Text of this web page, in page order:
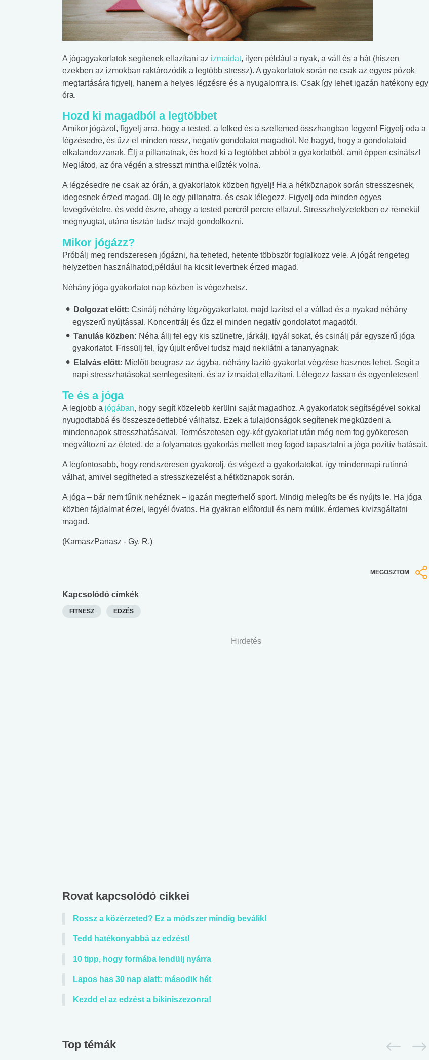
A jógagyakorlatok segítenek ellazítani az izmaidat, ilyen például a nyak, a váll és a hát (hiszen
ezekben az izmokban raktározódik a legtöbb stressz). A gyakorlatok során ne csak az egyes pózok
megtartására figyelj, hanem a helyes légzésre és a nyugalomra is. Csak így lehet igazán hatékony egy
óra.
Hozd ki magadból a legtöbbet
Amikor jógázol, figyelj arra, hogy a tested, a lelked és a szellemed összhangban legyen! Figyelj oda a
légzésedre, és űzz el minden rossz, negatív gondolatot magadtól. Ne hagyd, hogy a gondolataid
elkalandozzanak. Élj a pillanatnak, és hozd ki a legtöbbet abból a gyakorlatból, amit éppen csinálsz!
Meglátod, az óra végén a stresszt mintha elűzték volna.
A légzésedre ne csak az órán, a gyakorlatok közben figyelj! Ha a hétköznapok során stresszesnek,
idegesnek érzed magad, ülj le egy pillanatra, és csak lélegezz. Figyelj oda minden egyes
levegővételre, és vedd észre, ahogy a tested percről percre ellazul. Stresszhelyzetekben ez remekül
megnyugtat, utána tisztán tudsz majd gondolkozni.
Mikor jógázz?
Próbálj meg rendszeresen jógázni, ha teheted, hetente többször foglalkozz vele. A jógát rengeteg
helyzetben használhatod,például ha kicsit levertnek érzed magad.
Néhány jóga gyakorlatot nap közben is végezhetsz.
Dolgozat előtt: Csinálj néhány légzőgyakorlatot, majd lazítsd el a vállad és a nyakad néhány
egyszerű nyújtással. Koncentrálj és űzz el minden negatív gondolatot magadtól.
Tanulás közben: Néha állj fel egy kis szünetre, járkálj, igyál sokat, és csinálj pár egyszerű jóga
gyakorlatot. Frissülj fel, így újult erővel tudsz majd nekilátni a tananyagnak.
Elalvás előtt: Mielőtt beugrasz az ágyba, néhány lazító gyakorlat végzése hasznos lehet. Segít a
napi stresszhatásokat semlegesíteni, és az izmaidat ellazítani. Lélegezz lassan és egyenletesen!
Te és a jóga
A legjobb a jógában, hogy segít közelebb kerülni saját magadhoz. A gyakorlatok segítségével sokkal
nyugodtabbá és összeszedettebbé válhatsz. Ezek a tulajdonságok segítenek megküzdeni a
mindennapok stresszhatásaival. Természetesen egy-két gyakorlat után még nem fog gyökeresen
megváltozni az életed, de a folyamatos gyakorlás mellett meg fogod tapasztalni a jóga pozitív hatásait.
A legfontosabb, hogy rendszeresen gyakorolj, és végezd a gyakorlatokat, így mindennapi rutinná
válhat, amivel segítheted a stresszkezelést a hétköznapok során.
A jóga – bár nem tűnik nehéznek – igazán megterhelő sport. Mindig melegíts be és nyújts le. Ha jóga
közben fájdalmat érzel, legyél óvatos. Ha gyakran előfordul és nem múlik, érdemes kivizsgáltatni
magad.
(KamaszPanasz - Gy. R.)
MEGOSZTOM
Kapcsolódó címkék
FITNESZ EDZÉS
Hirdetés
Rovat kapcsolódó cikkei
Rossz a közérzeted? Ez a módszer mindig beválik!
Tedd hatékonyabbá az edzést!
10 tipp, hogy formába lendülj nyárra
Lapos has 30 nap alatt: második hét
Kezdd el az edzést a bikiniszezonra!
Top témák
#Zöldövezet
Mekkora az ökológiai
lábnyomod?
#Betegségek
Elsősegély
#Suli, munka
Angol középfokú
#Suli, munka
Internet-függőség